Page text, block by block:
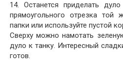
14. Останется приделать
прямоугольного отрезка той
папки или используйте пустой
Сверху можно намотать
дуло к танку. Интересный
готов.